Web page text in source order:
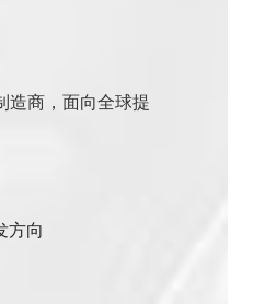
造商，面向全球提
方向